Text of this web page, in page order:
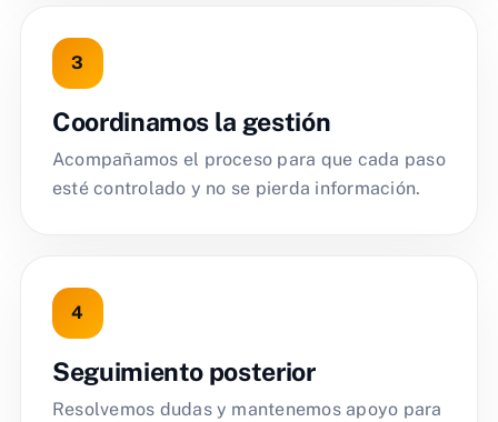
Coordinamos la gestión
Acompañamos el proceso para que cada paso
esté controlado y no se pierda información.
Seguimiento posterior
Resolvemos dudas y mantenemos apoyo para